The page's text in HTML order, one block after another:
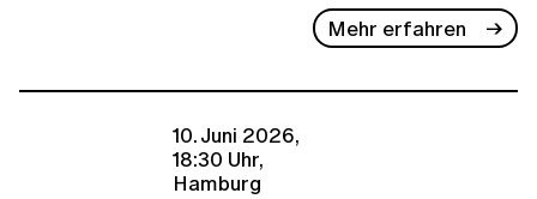
Mehr erfahren
10. Juni 2026,
18:30 Uhr,
Hamburg